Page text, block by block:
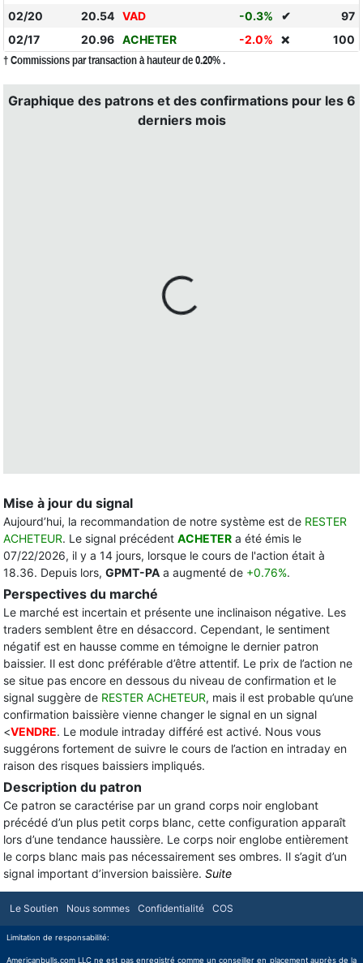
02/20
20.54 VAD -0.3% ✔
97
02/17
20.96 ACHETER -2.0% ❌ 100
† Commissions par transaction à hauteur de 0.20% .
Graphique des patrons et des confirmations pour les 6
derniers mois
Mise à jour du signal
Aujourd’hui, la recommandation de notre système est de RESTER
ACHETEUR. Le signal précédent ACHETER a été émis le
07/22/2026, il y a 14 jours, lorsque le cours de l'action était à
18.36. Depuis lors, GPMT-PA a augmenté de +0.76%.
Perspectives du marché
Le marché est incertain et présente une inclinaison négative. Les
traders semblent être en désaccord. Cependant, le sentiment
négatif est en hausse comme en témoigne le dernier patron
baissier. Il est donc préférable d’être attentif. Le prix de l’action ne
se situe pas encore en dessous du niveau de confirmation et le
signal suggère de RESTER ACHETEUR, mais il est probable qu’une
confirmation baissière vienne changer le signal en un signal
<VENDRE. Le module intraday différé est activé. Nous vous
suggérons fortement de suivre le cours de l’action en intraday en
raison des risques baissiers impliqués.
Description du patron
Ce patron se caractérise par un grand corps noir englobant
précédé d’un plus petit corps blanc, cette configuration apparaît
lors d’une tendance haussière. Le corps noir englobe entièrement
le corps blanc mais pas nécessairement ses ombres. Il s’agit d’un
signal important d’inversion baissière. Suite
Le Soutien Nous sommes Confidentialité COS
Limitation de responsabilité:
Americanbulls.com LLC ne est pas enregistré comme un conseiller en placement auprès de la